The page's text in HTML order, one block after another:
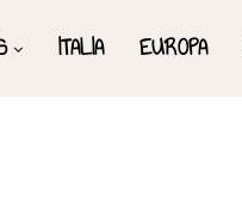
ITALIA EUROPA